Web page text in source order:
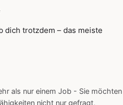
dich trotzdem – das meiste
als nur einem Job - Sie möchten
nicht nur gefragt,